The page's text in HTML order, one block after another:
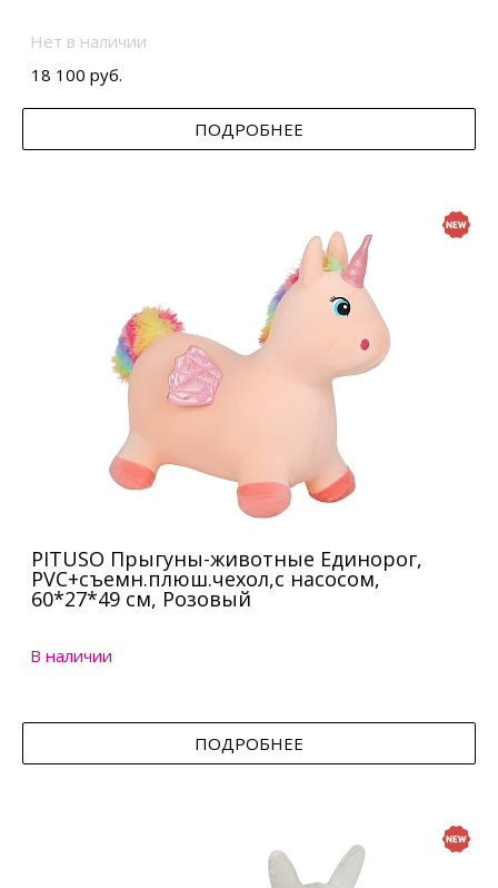
Нет в наличии
18 100 руб.
ПОДРОБНЕЕ
PITUSO Прыгуны-животные Единорог,
PVC+съемн.плюш.чехол,с насосом,
60*27*49 см, Розовый
В наличии
ПОДРОБНЕЕ